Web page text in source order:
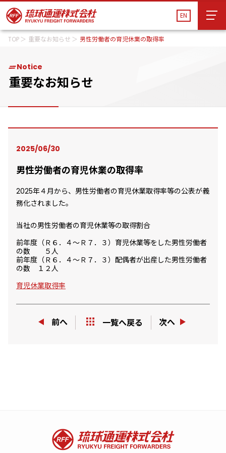
EN
会社案内
サステナビリティ
お知らせ
採用情報
プライバシーポリシー
ご利用規約
会社案内
物流施設・営業所
サステナビリティ
採用情報
ご利用規約
TOP 重要なお知らせ 男性労働者の育児休業の取得率
Notice
重要なお知らせ
2025/06/30
男性労働者の育児休業の取得率
2025年４月から、男性労働者の育児休業取得率等の公表が義
務化されました。
当社の男性労働者の育児休業等の取得割合
前年度（Ｒ６．４～Ｒ７．３）育児休業等をした男性労働者
の数 ５人
前年度（Ｒ６．４～Ｒ７．３）配偶者が出産した男性労働者
の数 １２人
育児休業取得率
前へ 一覧へ戻る 次へ